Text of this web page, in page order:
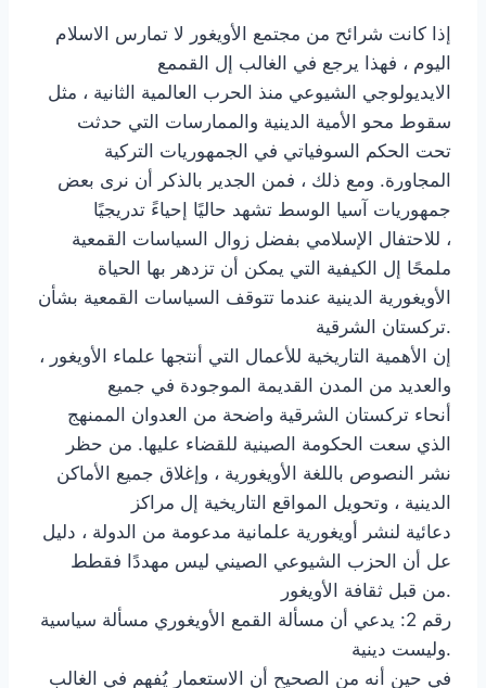
إذا كانت شرائح من مجتمع الأويغور لا تمارس الاسلام
اليوم ، فهذا يرجع في الغالب إل القممع
الايديولوجي الشيوعي منذ الحرب العالمية الثانية ، مثل
سقوط محو الأمية الدينية والممارسات التي حدثت
تحت الحكم السوفياتي في الجمهوريات التركية
المجاورة. ومع ذلك ، فمن الجدير بالذكر أن نرى بعض
جمهوريات آسيا الوسط تشهد حاليًا إحياءً تدريجيًا
للاحتفال الإسلامي بفضل زوال السياسات القمعية ،
ملمحًا إل الكيفية التي يمكن أن تزدهر بها الحياة
الأويغورية الدينية عندما تتوقف السياسات القمعية بشأن
تركستان الشرقية.
إن الأهمية التاريخية للأعمال التي أنتجها علماء الأويغور ،
والعديد من المدن القديمة الموجودة في جميع
أنحاء تركستان الشرقية واضحة من العدوان الممنهج
الذي سعت الحكومة الصينية للقضاء عليها. من حظر
نشر النصوص باللغة الأويغورية ، وإغلاق جميع الأماكن
الدينية ، وتحويل المواقع التاريخية إل مراكز
دعائية لنشر أويغورية علمانية مدعومة من الدولة ، دليل
عل أن الحزب الشيوعي الصيني ليس مهددًا فقطط
من قبل ثقافة الأويغور.
رقم 2: يدعي أن مسألة القمع الأويغوري مسألة سياسية
وليست دينية.
في حين أنه من الصحيح أن الاستعمار يُفهم في الغالب